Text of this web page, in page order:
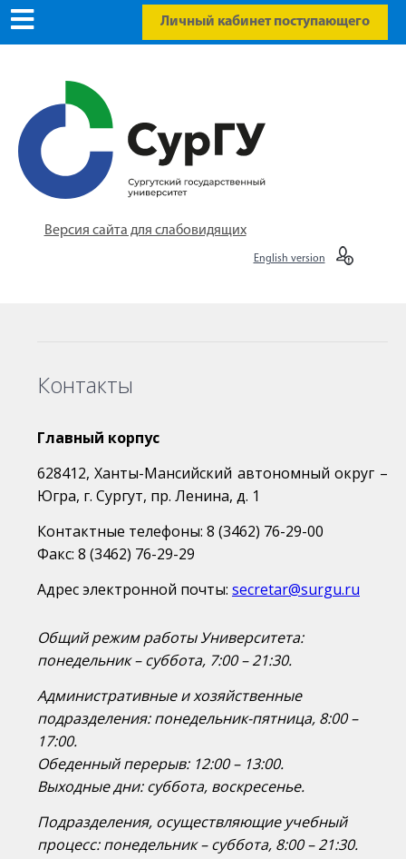
Личный кабинет поступающего
Версия сайта для слабовидящих
English version
Контакты
Главный корпус
628412, Ханты-Мансийский автономный округ –
Югра, г. Сургут, пр. Ленина, д. 1
Контактные телефоны: 8 (3462) 76-29-00
Факс: 8 (3462) 76-29-29
Адрес электронной почты: secretar@surgu.ru
Общий режим работы Университета:
понедельник – суббота, 7:00 – 21:30.
Административные и хозяйственные
подразделения: понедельник-пятница, 8:00 –
17:00.
Обеденный перерыв: 12:00 – 13:00.
Выходные дни: суббота, воскресенье.
Подразделения, осуществляющие учебный
процесс: понедельник – суббота, 8:00 – 21:30.